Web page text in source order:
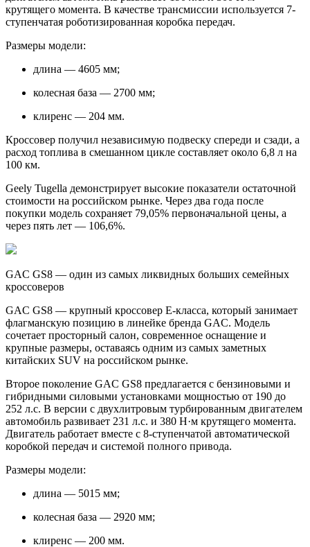
крутящего момента. В качестве трансмиссии используется 7-
ступенчатая роботизированная коробка передач.
Размеры модели:
длина — 4605 мм;
колесная база — 2700 мм;
клиренс — 204 мм.
Кроссовер получил независимую подвеску спереди и сзади, а
расход топлива в смешанном цикле составляет около 6,8 л на
100 км.
Geely Tugella демонстрирует высокие показатели остаточной
стоимости на российском рынке. Через два года после
покупки модель сохраняет 79,05% первоначальной цены, а
через пять лет — 106,6%.
GAC GS8 — один из самых ликвидных больших семейных
кроссоверов
GAC GS8 — крупный кроссовер E-класса, который занимает
флагманскую позицию в линейке бренда GAC. Модель
сочетает просторный салон, современное оснащение и
крупные размеры, оставаясь одним из самых заметных
китайских SUV на российском рынке.
Второе поколение GAC GS8 предлагается с бензиновыми и
гибридными силовыми установками мощностью от 190 до
252 л.с. В версии с двухлитровым турбированным двигателем
автомобиль развивает 231 л.с. и 380 Н·м крутящего момента.
Двигатель работает вместе с 8-ступенчатой автоматической
коробкой передач и системой полного привода.
Размеры модели:
длина — 5015 мм;
колесная база — 2920 мм;
клиренс — 200 мм.